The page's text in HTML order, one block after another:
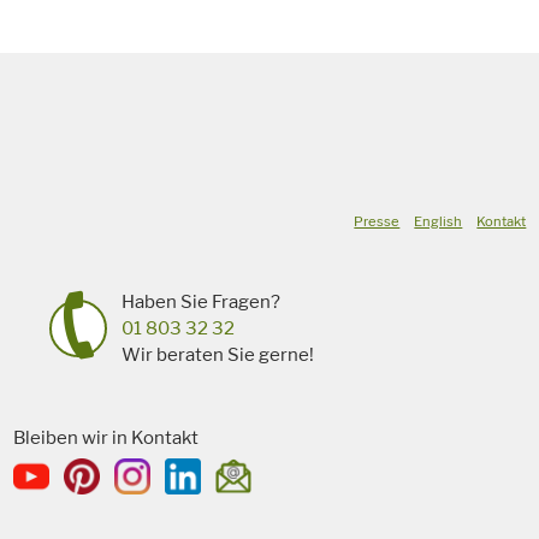
Presse English Kontakt
Haben Sie Fragen?
01 803 32 32
Wir beraten Sie gerne!
Bleiben wir in Kontakt